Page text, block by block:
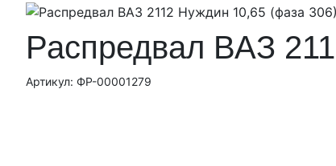
Распредвал ВАЗ
Артикул: ФР-00001279